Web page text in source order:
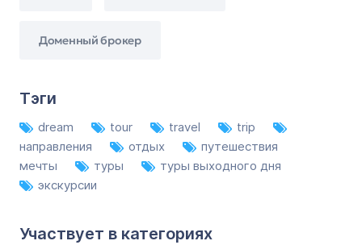
Доменный брокер
Тэги
dream tour travel
trip
направления
отдых
путешествия
мечты
туры
туры выходного дня
экскурсии
Участвует в категориях